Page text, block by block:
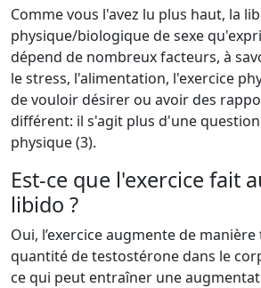
Comme vous l'avez lu plus haut, la
physique/biologique de sexe
dépend de nombreux facteurs, à
le stress, l'alimentation, l'exercice
de vouloir désirer ou avoir des
différent: il s'agit plus d'une
physique (3).
Est-ce que l'exercice fait
libido ?
Oui, l’exercice augmente de
quantité de testostérone dans le
ce qui peut entraîner une